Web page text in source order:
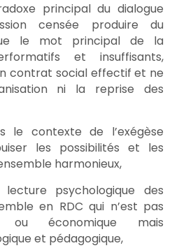
principal du dialogue
censée produire du
le mot principal de la
et insuffisants,
contrat social effectif et ne
ni la reprise des
le contexte de l’exégèse
les possibilités et les
harmonieux,
psychologique des
en RDC qui n’est pas
ou économique mais
et pédagogique,